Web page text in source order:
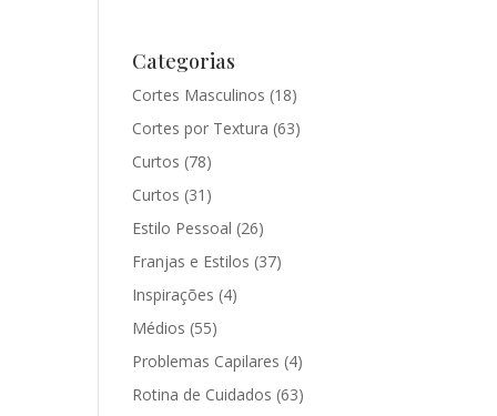
Categorias
Cortes Masculinos (18)
Cortes por Textura (63)
Curtos (78)
Curtos (31)
Estilo Pessoal (26)
Franjas e Estilos (37)
Inspirações (4)
Médios (55)
Problemas Capilares (4)
Rotina de Cuidados (63)